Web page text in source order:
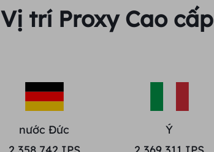
Vị trí Proxy Cao cấp
nước Đức
Ý